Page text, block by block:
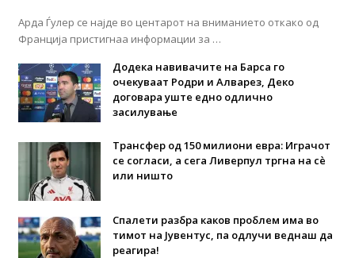
Арда Ѓулер се најде во центарот на вниманието откако од
Франција пристигнаа информации за …
Додека навивачите на Барса го
очекуваат Родри и Алварез, Деко
договара уште едно одлично
засилување
Трансфер од 150 милиони евра: Играчот
се согласи, а сега Ливерпул тргна на сè
или ништо
Спалети разбра каков проблем има во
тимот на Јувентус, па одлучи веднаш да
реагира!